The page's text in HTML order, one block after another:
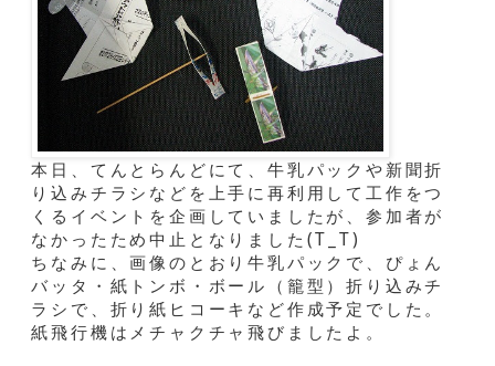
本日、てんとらんどにて、牛乳パックや新聞折
り込みチラシなどを上手に再利用して工作をつ
くるイベントを企画していましたが、参加者が
なかったため中止となりました(T_T)
ちなみに、画像のとおり牛乳パックで、ぴょん
バッタ・紙トンボ・ボール（籠型）折り込みチ
ラシで、折り紙ヒコーキなど作成予定でした。
紙飛行機はメチャクチャ飛びましたよ。